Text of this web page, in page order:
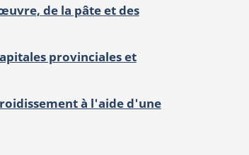
de la pâte et des
provinciales et
à l'aide d'une